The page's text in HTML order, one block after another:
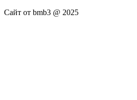
Сайт от bmb3 @ 2025